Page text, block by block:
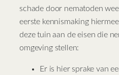
schade door nematoden
eerste kennismaking
deze tuin aan de eisen die
omgeving stellen:
Er is hier sprake van